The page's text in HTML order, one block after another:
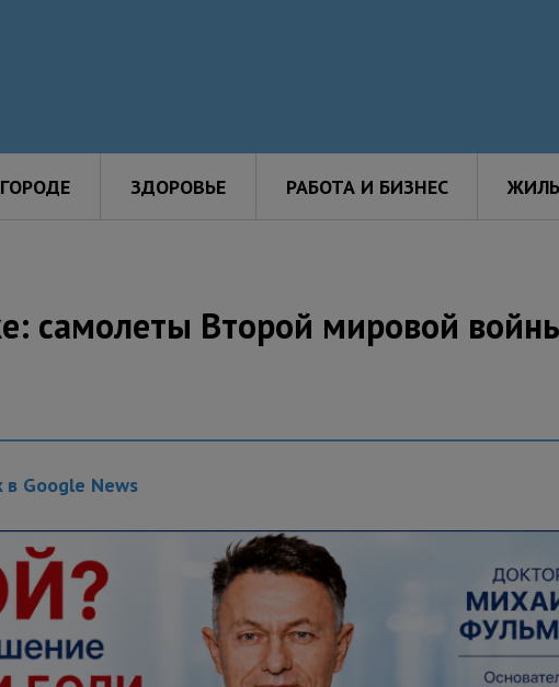
ЗДОРОВЬЕ РАБОТА И БИЗНЕС
самолеты Второй мировой
в Google News